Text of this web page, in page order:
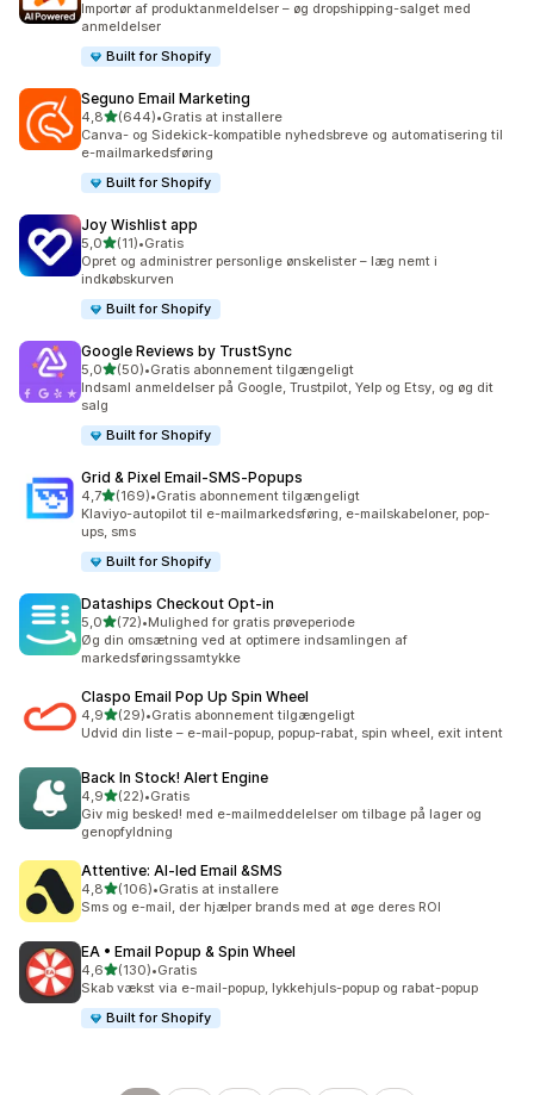
Importør af produktanmeldelser – øg dropshipping-salget med
anmeldelser
Built for Shopify
Seguno Email Marketing
4,8ud af 5 stjerner
(644)
644 anmeldelser i alt
•Gratis at installere
Canva- og Sidekick-kompatible nyhedsbreve og automatisering til
e-mailmarkedsføring
Built for Shopify
Joy Wishlist app
5,0ud af 5 stjerner
(11)
11 anmeldelser i alt
•Gratis
Opret og administrer personlige ønskelister – læg nemt i
indkøbskurven
Built for Shopify
Google Reviews by TrustSync
5,0ud af 5 stjerner
(50)
50 anmeldelser i alt
•Gratis abonnement tilgængeligt
Indsaml anmeldelser på Google, Trustpilot, Yelp og Etsy, og øg dit
salg
Built for Shopify
Grid & Pixel Email‑SMS‑Popups
4,7ud af 5 stjerner
(169)
169 anmeldelser i alt
•Gratis abonnement tilgængeligt
Klaviyo-autopilot til e-mailmarkedsføring, e-mailskabeloner, pop-
ups, sms
Built for Shopify
Dataships Checkout Opt‑in
5,0ud af 5 stjerner
(72)
72 anmeldelser i alt
•Mulighed for gratis prøveperiode
Øg din omsætning ved at optimere indsamlingen af
markedsføringssamtykke
Claspo Email Pop Up Spin Wheel
4,9ud af 5 stjerner
(29)
29 anmeldelser i alt
•Gratis abonnement tilgængeligt
Udvid din liste – e-mail-popup, popup-rabat, spin wheel, exit intent
Back In Stock! Alert Engine
4,9ud af 5 stjerner
(22)
22 anmeldelser i alt
•Gratis
Giv mig besked! med e-mailmeddelelser om tilbage på lager og
genopfyldning
Attentive: AI‑led Email &SMS
4,8ud af 5 stjerner
(106)
106 anmeldelser i alt
•Gratis at installere
Sms og e-mail, der hjælper brands med at øge deres ROI
EA • Email Popup & Spin Wheel
4,6ud af 5 stjerner
(130)
130 anmeldelser i alt
•Gratis
Skab vækst via e-mail-popup, lykkehjuls-popup og rabat-popup
Built for Shopify